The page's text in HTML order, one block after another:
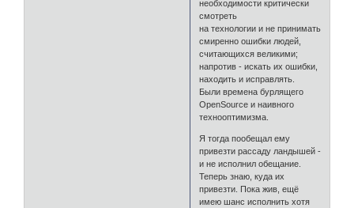
необходимости критически
смотреть
на технологии и не принимать
смиренно ошибки людей,
считающихся великими;
напротив - искать их ошибки,
находить и исправлять.
Были времена бурлящего
OpenSource и наивного
технооптимизма.
Я тогда пообещал ему
привезти рассаду ландышей -
и не исполнил обещание.
Теперь знаю, куда их
привезти. Пока жив, ещё
имею шанс исполнить хотя